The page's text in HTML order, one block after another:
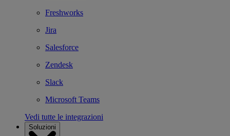
Freshworks
Jira
Salesforce
Zendesk
Slack
Microsoft Teams
Vedi tutte le integrazioni
Soluzioni